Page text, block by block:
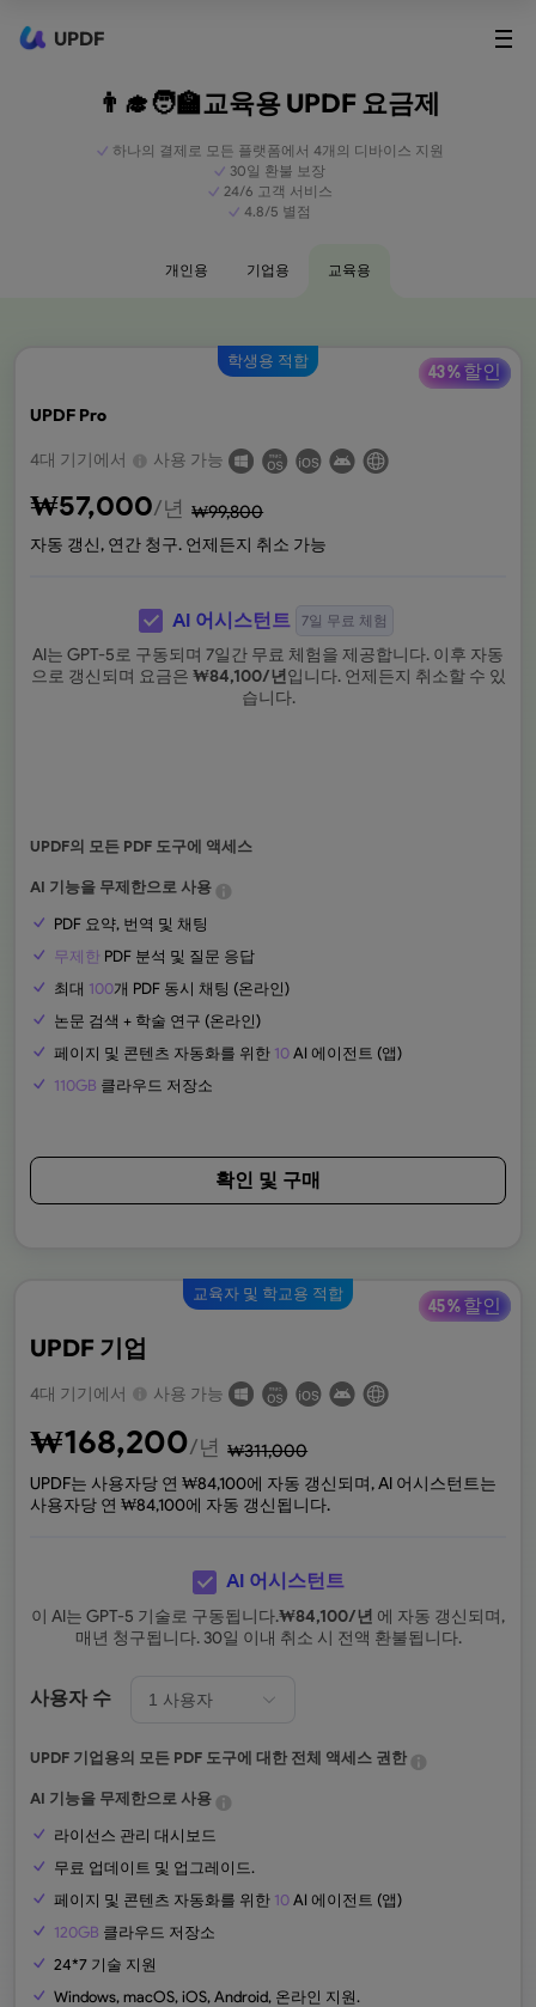
UPDF
👨‍🎓🧑‍🏫교육용 UPDF 요금제
하나의 결제로 모든 플랫폼에서 4개의 디바이스 지원
30일 환불 보장
24/6 고객 서비스
4.8/5 별점
개인용 기업용 교육용
43 % 할인
학생용 적합
UPDF Pro
4대 기기에서 사용 가능
₩57,000/년 ₩99,800
자동 갱신, 연간 청구. 언제든지 취소 가능
AI 어시스턴트 7일 무료 체험
AI는 GPT-5로 구동되며 7일간 무료 체험을 제공합니다. 이후 자동
으로 갱신되며 요금은 ₩84,100/년입니다. 언제든지 취소할 수 있
습니다.
UPDF의 모든 PDF 도구에 액세스
AI 기능을 무제한으로 사용
PDF 요약, 번역 및 채팅
무제한 PDF 분석 및 질문 응답
최대 100개 PDF 동시 채팅 (온라인)
논문 검색 + 학술 연구 (온라인)
페이지 및 콘텐츠 자동화를 위한 10 AI 에이전트 (앱)
110GB 클라우드 저장소
확인 및 구매
45 % 할인
교육자 및 학교용 적합
UPDF 기업
4대 기기에서 사용 가능
₩168,200/년 ₩311,000
UPDF는 사용자당 연 ₩84,100에 자동 갱신되며, AI 어시스턴트는
사용자당 연 ₩84,100에 자동 갱신됩니다.
AI 어시스턴트
이 AI는 GPT-5 기술로 구동됩니다.₩84,100/년 에 자동 갱신되며,
매년 청구됩니다. 30일 이내 취소 시 전액 환불됩니다.
사용자 수
UPDF 기업용의 모든 PDF 도구에 대한 전체 액세스 권한
AI 기능을 무제한으로 사용
라이선스 관리 대시보드
무료 업데이트 및 업그레이드.
페이지 및 콘텐츠 자동화를 위한 10 AI 에이전트 (앱)
120GB 클라우드 저장소
24*7 기술 지원
Windows, macOS, iOS, Android, 온라인 지원.